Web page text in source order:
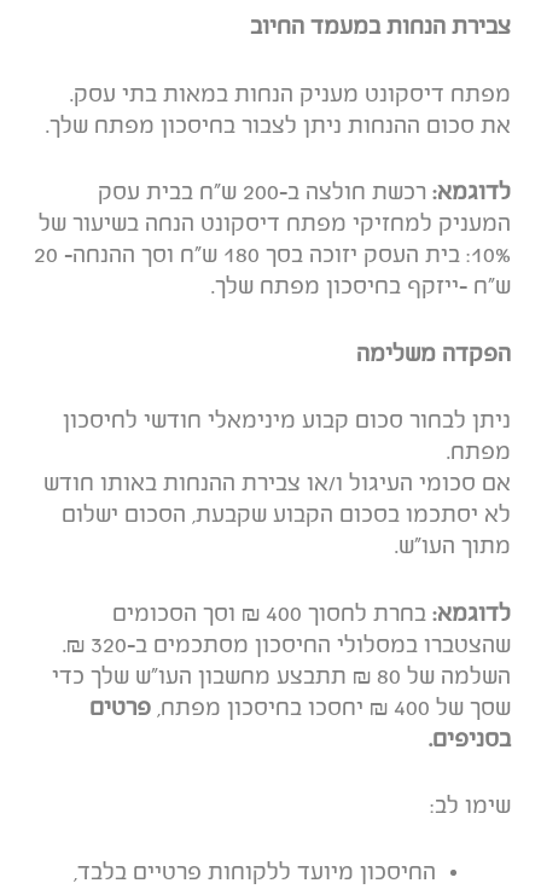
צבירת הנחות במעמד החיוב
מפתח דיסקונט מעניק הנחות במאות בתי עסק.
את סכום ההנחות ניתן לצבור בחיסכון מפתח שלך.
לדוגמא:
רכשת חולצה ב-200 ש"ח בבית עסק
המעניק למחזיקי מפתח דיסקונט הנחה בשיעור של
10%: בית העסק יזוכה בסך 180 ש"ח וסך ההנחה- 20
ש"ח -ייזקף בחיסכון מפתח שלך.
הפקדה משלימה
ניתן לבחור סכום קבוע מינימאלי חודשי לחיסכון
מפתח.
אם סכומי העיגול ו/או צבירת ההנחות באותו חודש
לא יסתכמו בסכום הקבוע שקבעת, הסכום ישלום
מתוך העו"ש.
לדוגמא:
בחרת לחסוך 400 ₪ וסך הסכומים
שהצטברו במסלולי החיסכון מסתכמים ב-320 ₪.
השלמה של 80 ₪ תתבצע מחשבון העו"ש שלך כדי
שסך של 400 ₪ יחסכו בחיסכון מפתח,
פרטים
בסניפים.
שימו לב:
החיסכון מיועד ללקוחות פרטיים בלבד,